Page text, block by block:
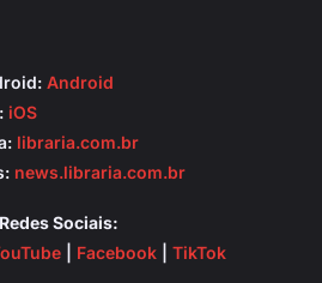
Android
iOS
libraria.com.br
news.libraria.com.br
Sociais:
Facebook TikTok